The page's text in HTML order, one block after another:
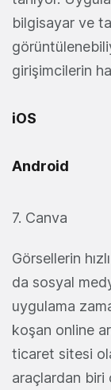
bilgisayar ve
girişimcilerin
iOS
Android
7. Canva
Görsellerin
da sosyal
uygulama
koşan online
ticaret sitesi
araçlardan biri